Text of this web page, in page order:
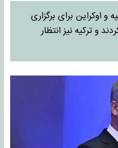
و اوکراین برای برگزاری
و ترکیه نیز انتظار